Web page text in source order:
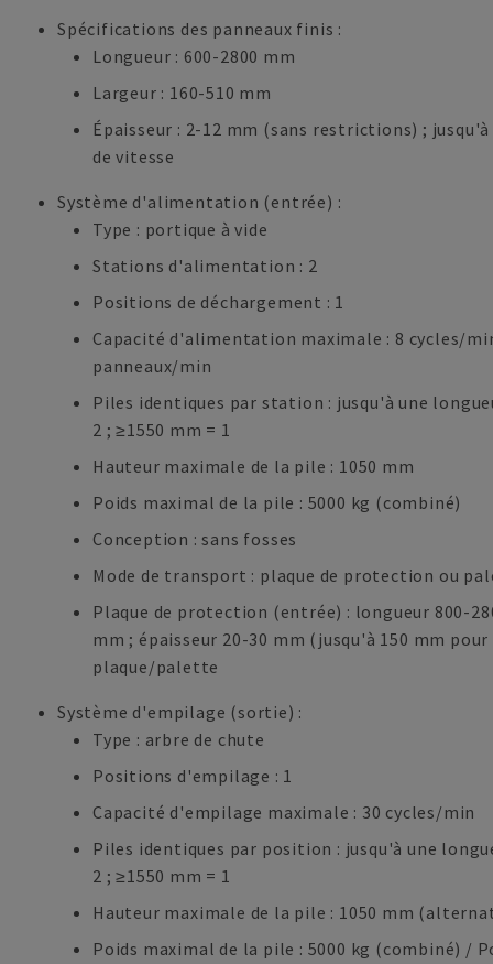
Spécifications des panneaux finis :
Longueur : 600-2800 mm
Largeur : 160-510 mm
Épaisseur : 2-12 mm (sans restrictions) ;
de vitesse
Système d'alimentation (entrée) :
Type : portique à vide
Stations d'alimentation : 2
Positions de déchargement : 1
Capacité d'alimentation maximale : 8 cycles/
panneaux/min
Piles identiques par station : jusqu'à une
2 ; ≥1550 mm = 1
Hauteur maximale de la pile : 1050 mm
Poids maximal de la pile : 5000 kg (combiné)
Conception : sans fosses
Mode de transport : plaque de protection ou
Plaque de protection (entrée) : longueur 800-
mm ; épaisseur 20-30 mm (jusqu'à 150 mm
plaque/palette
Système d'empilage (sortie) :
Type : arbre de chute
Positions d'empilage : 1
Capacité d'empilage maximale : 30 cycles/min
Piles identiques par position : jusqu'à une
2 ; ≥1550 mm = 1
Hauteur maximale de la pile : 1050 mm
Poids maximal de la pile : 5000 kg (combiné) /